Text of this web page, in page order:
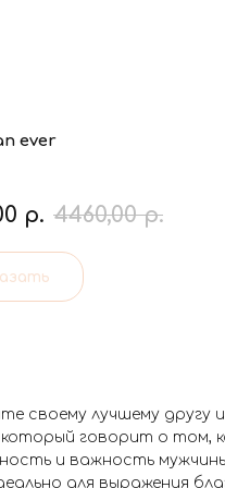
ever
р. 4460,00 р.
своему лучшему другу
говорит о том,
и важность
для выражения